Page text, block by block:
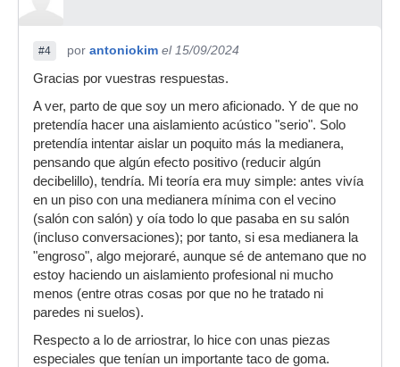
#4 por antoniokim el 15/09/2024
Gracias por vuestras respuestas.
A ver, parto de que soy un mero aficionado. Y de que no
pretendía hacer una aislamiento acústico "serio". Solo
pretendía intentar aislar un poquito más la medianera,
pensando que algún efecto positivo (reducir algún
decibelillo), tendría. Mi teoría era muy simple: antes vivía
en un piso con una medianera mínima con el vecino
(salón con salón) y oía todo lo que pasaba en su salón
(incluso conversaciones); por tanto, si esa medianera la
"engroso", algo mejoraré, aunque sé de antemano que no
estoy haciendo un aislamiento profesional ni mucho
menos (entre otras cosas por que no he tratado ni
paredes ni suelos).
Respecto a lo de arriostrar, lo hice con unas piezas
especiales que tenían un importante taco de goma.